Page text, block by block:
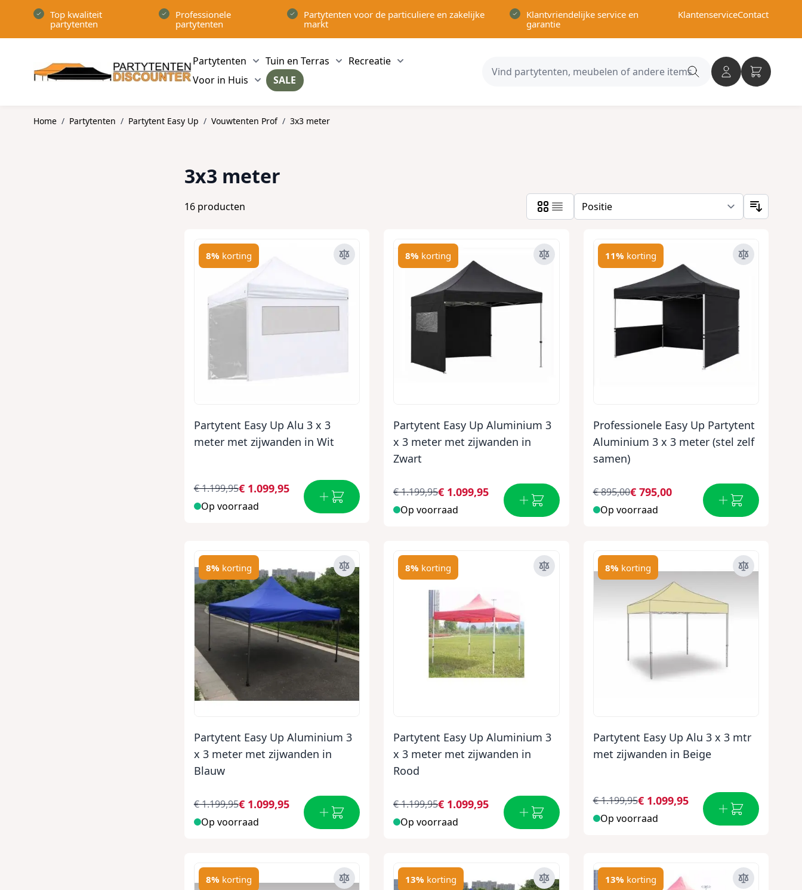
Top kwaliteit
partytenten
Professionele
partytenten
Partytenten voor de particuliere en zakelijke
markt
Klantvriendelijke service en
garantie
KlantenserviceContact
Partytenten
Show submenu for Partytenten category
Tuin en Terras
Show submenu for Tuin en Terras category
Recreatie
Show submenu for Recreatie category
Voor in Huis
Show submenu for Voor in Huis category
SALE
Search
Home / Partytenten / Partytent Easy Up / Vouwtenten Prof / 3x3 meter
3x3 meter
16producten
8% korting
Partytent Easy Up Alu 3 x 3
meter met zijwanden in Wit
€ 1.099,95
€ 1.199,95
Op voorraad
8% korting
Partytent Easy Up Aluminium 3
x 3 meter met zijwanden in
Zwart
€ 1.099,95
€ 1.199,95
Op voorraad
11% korting
Professionele Easy Up Partytent
Aluminium 3 x 3 meter (stel zelf
samen)
€ 795,00
€ 895,00
Op voorraad
8% korting
Partytent Easy Up Aluminium 3
x 3 meter met zijwanden in
Blauw
€ 1.099,95
€ 1.199,95
Op voorraad
8% korting
Partytent Easy Up Aluminium 3
x 3 meter met zijwanden in
Rood
€ 1.099,95
€ 1.199,95
Op voorraad
8% korting
Partytent Easy Up Alu 3 x 3 mtr
met zijwanden in Beige
€ 1.099,95
€ 1.199,95
Op voorraad
8% korting 13% korting 13% korting